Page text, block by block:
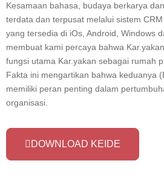
Kesamaan bahasa, budaya berkarya
terdata dan terpusat melalui sistem
yang tersedia di iOs, Android, Windows
membuat kami percaya bahwa
fungsi utama Kar.yakan sebagai rumah
Fakta ini mengartikan bahwa keduanya
memiliki peran penting dalam
organisasi.
DOWNLOAD KEIDE